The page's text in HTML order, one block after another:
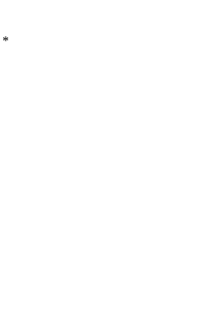
*